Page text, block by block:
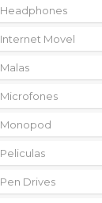
Headphones
Internet Movel
Malas
Microfones
Monopod
Peliculas
Pen Drives